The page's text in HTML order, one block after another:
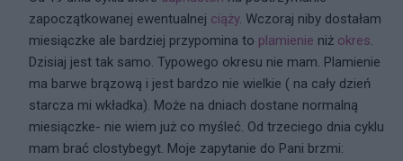
zapoczątkowanej ewentualnej ciąży. Wczoraj niby dostałam
miesiączke ale bardziej przypomina to plamienie niż okres.
Dzisiaj jest tak samo. Typowego okresu nie mam. Plamienie
ma barwe brązową i jest bardzo nie wielkie ( na cały dzień
starcza mi wkładka). Może na dniach dostane normalną
miesiączke- nie wiem już co myśleć. Od trzeciego dnia cyklu
mam brać clostybegyt. Moje zapytanie do Pani brzmi: